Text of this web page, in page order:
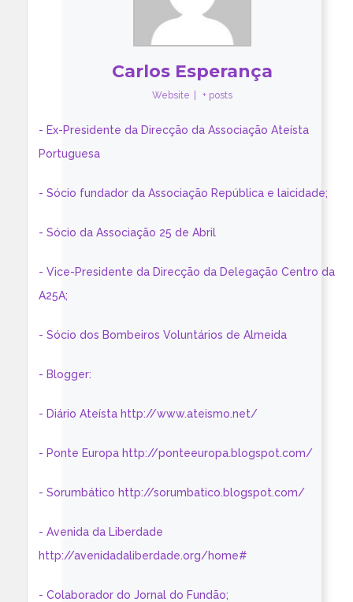
Carlos Esperança
Website + posts
- Ex-Presidente da Direcção da Associação Ateísta
Portuguesa
- Sócio fundador da Associação República e laicidade;
- Sócio da Associação 25 de Abril
- Vice-Presidente da Direcção da Delegação Centro da
A25A;
- Sócio dos Bombeiros Voluntários de Almeida
- Blogger:
- Diário Ateísta http://www.ateismo.net/
- Ponte Europa http://ponteeuropa.blogspot.com/
- Sorumbático http://sorumbatico.blogspot.com/
- Avenida da Liberdade
http://avenidadaliberdade.org/home#
- Colaborador do Jornal do Fundão;